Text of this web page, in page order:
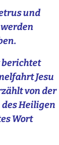
und
berichtet
Jesu
von der
Heiligen
Wort